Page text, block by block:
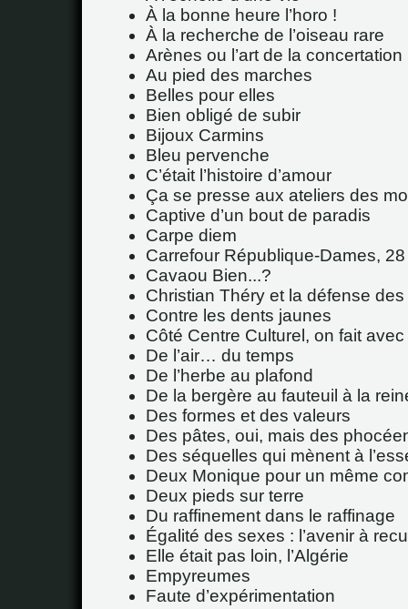
À la bonne heure l’horo !
À la recherche de l’oiseau rare
Arènes ou l’art de la concertation
Au pied des marches
Belles pour elles
Bien obligé de subir
Bijoux Carmins
Bleu pervenche
C’était l’histoire d’amour
Ça se presse aux ateliers des
Captive d’un bout de paradis
Carpe diem
Carrefour République-Dames,
Cavaou Bien...?
Christian Théry et la défense
Contre les dents jaunes
Côté Centre Culturel, on fait avec
De l’air… du temps
De l’herbe au plafond
De la bergère au fauteuil à la
Des formes et des valeurs
Des pâtes, oui, mais des
Des séquelles qui mènent à
Deux Monique pour un même
Deux pieds sur terre
Du raffinement dans le raffinage
Égalité des sexes : l’avenir à
Elle était pas loin, l’Algérie
Empyreumes
Faute d’expérimentation